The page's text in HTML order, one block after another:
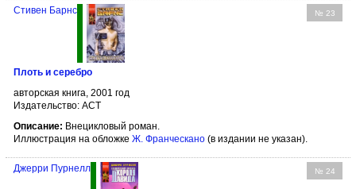
№ 23
Стивен Барнс
Плоть и серебро
авторская книга, 2001 год
Издательство: АСТ
Описание: Внецикловый роман.
Иллюстрация на обложке Ж. Франческано (в издании не указан).
№ 24
Джерри Пурнелл